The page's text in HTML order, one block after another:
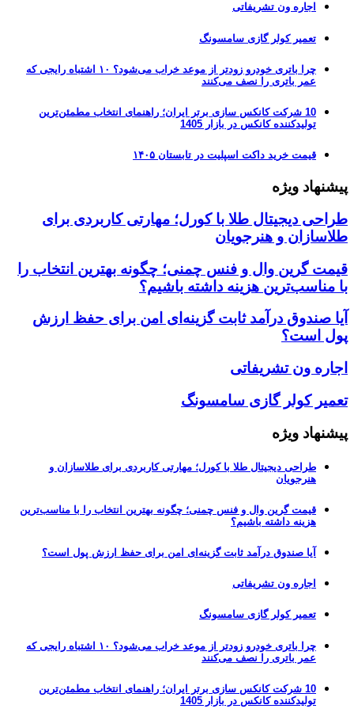
اجاره ون تشریفاتی
تعمیر کولر گازی سامسونگ
چرا باتری خودرو زودتر از موعد خراب می‌شود؟ ۱۰ اشتباه رایجی که
عمر باتری را نصف می‌کنند
10 شرکت کانکس سازی برتر ایران؛ راهنمای انتخاب مطمئن‌ترین
تولیدکننده کانکس در بازار 1405
قیمت خرید داکت اسپلیت در تابستان ۱۴۰۵
پیشنهاد ویژه
طراحی دیجیتال طلا با کورل؛ مهارتی کاربردی برای
طلاسازان و هنرجویان
قیمت گرین وال و فنس چمنی؛ چگونه بهترین انتخاب را
با مناسب‌ترین هزینه داشته باشیم؟
آیا صندوق درآمد ثابت گزینه‌ای امن برای حفظ ارزش
پول است؟
اجاره ون تشریفاتی
تعمیر کولر گازی سامسونگ
پیشنهاد ویژه
طراحی دیجیتال طلا با کورل؛ مهارتی کاربردی برای طلاسازان و
هنرجویان
قیمت گرین وال و فنس چمنی؛ چگونه بهترین انتخاب را با مناسب‌ترین
هزینه داشته باشیم؟
آیا صندوق درآمد ثابت گزینه‌ای امن برای حفظ ارزش پول است؟
اجاره ون تشریفاتی
تعمیر کولر گازی سامسونگ
چرا باتری خودرو زودتر از موعد خراب می‌شود؟ ۱۰ اشتباه رایجی که
عمر باتری را نصف می‌کنند
10 شرکت کانکس سازی برتر ایران؛ راهنمای انتخاب مطمئن‌ترین
تولیدکننده کانکس در بازار 1405